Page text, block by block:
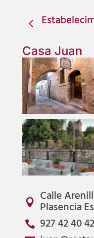
4
Casa Juan
 Calle
Plasencia
 927 42 40 42